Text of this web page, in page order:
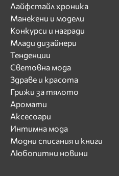
Лайфстайл хроника
Манекени и модели
Конкурси и награди
Млади дизайнери
Тенденции
Световна мода
Здраве и красота
Грижи за тялото
Аромати
Аксесоари
Интимна мода
Модни списания и книги
Любопитни новини